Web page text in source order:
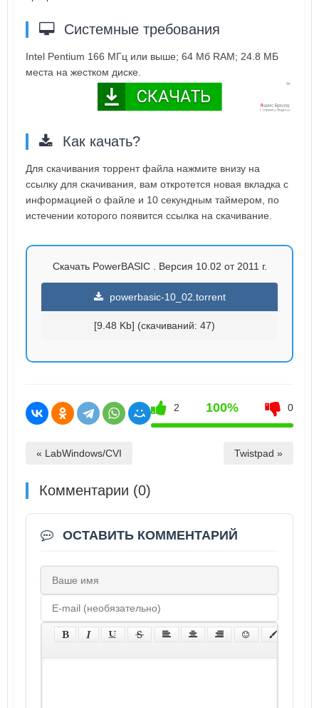
Системные требования
Intel Pentium 166 МГц или выше; 64 Mб RAM; 24.8 МБ
места на жестком диске.
Как качать?
Для скачивания торрент файла нажмите внизу на
ссылку для скачивания, вам откротется новая вкладка с
информацией о файле и 10 секундным таймером, по
истечении которого появится ссылка на скачивание.
Скачать PowerBASIC . Версия 10.02 от 2011 г.
powerbasic-10_02.torrent
[9.48 Kb] (cкачиваний: 47)
2 100% 0
« LabWindows/CVI Twistpad »
Комментарии (0)
ОСТАВИТЬ КОММЕНТАРИЙ